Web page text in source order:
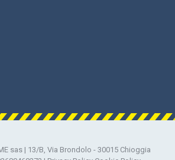
sas | 13/B, Via Brondolo - 30015 Chioggia